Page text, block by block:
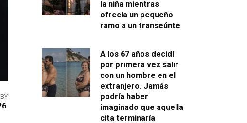
la niña mientras
ofrecía un pequeño
ramo a un transeúnte
A los 67 años decidí
por primera vez salir
con un hombre en el
extranjero. Jamás
podría haber
imaginado que aquella
cita terminaría